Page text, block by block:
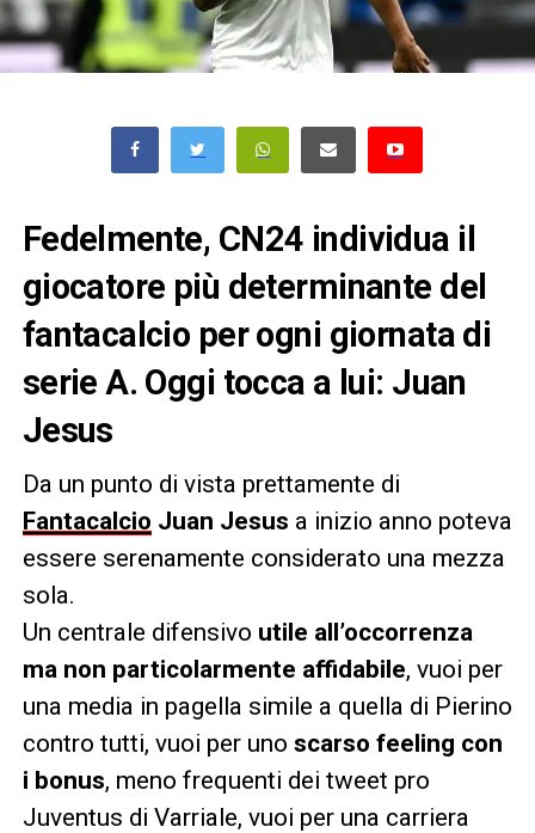
Fedelmente, CN24 individua il
giocatore più determinante del
fantacalcio per ogni giornata di
serie A. Oggi tocca a lui: Juan
Jesus
Da un punto di vista prettamente di
Fantacalcio Juan Jesus a inizio anno poteva
essere serenamente considerato una mezza
sola.
Un centrale difensivo utile all’occorrenza
ma non particolarmente affidabile, vuoi per
una media in pagella simile a quella di Pierino
contro tutti, vuoi per uno scarso feeling con
i bonus, meno frequenti dei tweet pro
Juventus di Varriale, vuoi per una carriera